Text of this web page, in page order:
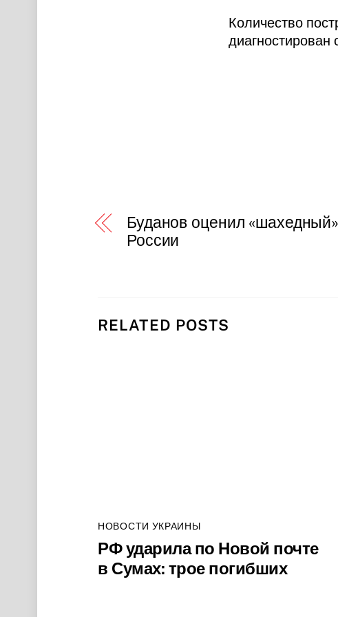
Количество
диагностирован
Буданов оценил
России
RELATED POSTS
НОВОСТИ УКРАИНЫ
РФ ударила по Новой почте
в Сумах: трое погибших